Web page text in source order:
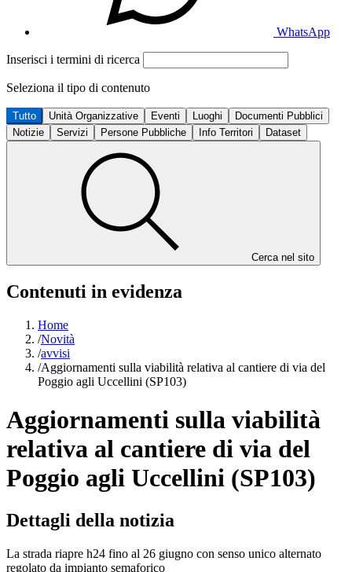
WhatsApp
Inserisci i termini di ricerca
Seleziona il tipo di contenuto
Tutto Unità Organizzative Eventi Luoghi
Documenti Pubblici
Notizie
Servizi Persone Pubbliche Info Territori Dataset
Cerca nel sito
Contenuti in evidenza
Home
/Novità
/avvisi
/Aggiornamenti sulla viabilità relativa al cantiere di via del
Poggio agli Uccellini (SP103)
Aggiornamenti sulla viabilità
relativa al cantiere di via del
Poggio agli Uccellini (SP103)
Dettagli della notizia
La strada riapre h24 fino al 26 giugno con senso unico alternato
regolato da impianto semaforico